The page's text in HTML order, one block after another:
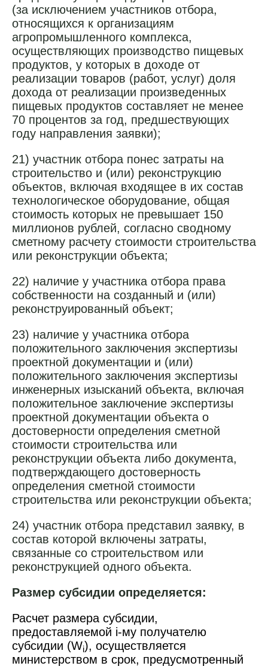
(за исключением участников отбора,
относящихся к организациям
агропромышленного комплекса,
осуществляющих производство пищевых
продуктов, у которых в доходе от
реализации товаров (работ, услуг) доля
дохода от реализации произведенных
пищевых продуктов составляет не менее
70 процентов за год, предшествующих
году направления заявки);
21) участник отбора понес затраты на
строительство и (или) реконструкцию
объектов, включая входящее в их состав
технологическое оборудование, общая
стоимость которых не превышает 150
миллионов рублей, согласно сводному
сметному расчету стоимости строительства
или реконструкции объекта;
22) наличие у участника отбора права
собственности на созданный и (или)
реконструированный объект;
23) наличие у участника отбора
положительного заключения экспертизы
проектной документации и (или)
положительного заключения экспертизы
инженерных изысканий объекта, включая
положительное заключение экспертизы
проектной документации объекта о
достоверности определения сметной
стоимости строительства или
реконструкции объекта либо документа,
подтверждающего достоверность
определения сметной стоимости
строительства или реконструкции объекта;
24) участник отбора представил заявку, в
состав которой включены затраты,
связанные со строительством или
реконструкцией одного объекта.
Размер субсидии определяется:
Расчет размера субсидии,
предоставляемой i-му получателю
субсидии (Wi), осуществляется
министерством в срок, предусмотренный